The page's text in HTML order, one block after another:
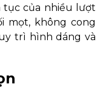
tục của nhiều lượt
mọt, không cong
trì hình dáng và